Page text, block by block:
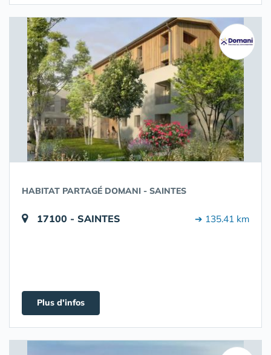
HABITAT PARTAGÉ DOMANI - SAINTES
17100 - SAINTES ➔ 135.41 km
Plus d'infos